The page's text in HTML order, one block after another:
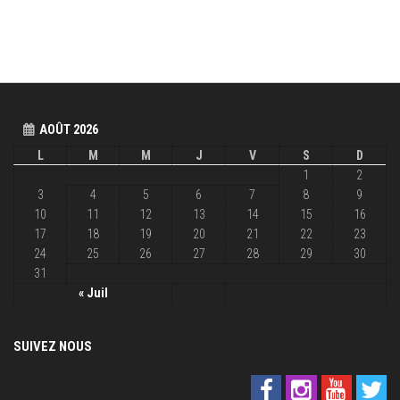
AOÛT 2026
L
M M J V S D
« Juil
1
2
3
4 5 6 7 8
9
10
11 12 13 14 15
16
17
18 19 20 21 22
23
24
25 26 27 28 29
30
31
SUIVEZ NOUS